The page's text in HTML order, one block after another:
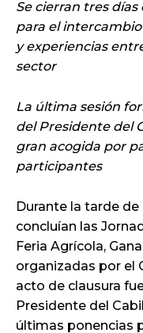
Se cierran tres
para el
y experiencias
sector
La última sesión
del Presidente del
gran acogida por
participantes
Durante la tarde de
concluían las
Feria Agrícola,
organizadas por el
acto de clausura
Presidente del
últimas ponencias